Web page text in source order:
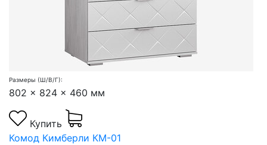
Размеры (Ш/В/Г):
802 x 824 x 460 мм
Купить
Комод Кимберли КМ-01